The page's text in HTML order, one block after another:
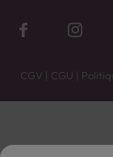
CGV | CGU |
Vente uniquement